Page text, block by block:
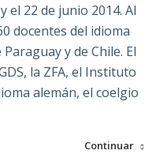
el 22 de junio 2014. Al
docentes del idioma
y de Chile. El
la ZFA, el Instituto
alemán, el coelgio
Continuar